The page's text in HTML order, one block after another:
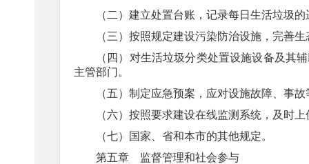
（二）建立处置台账，记录每日生活垃圾
（三）按照规定建设污染防治设施，完善
（四）对生活垃圾分类处置设施设备及其
主管部门。
（五）制定应急预案，应对设施故障、事
（六）按照要求建设在线监测系统，及时
（七）国家、省和本市的其他规定。
第五章 监督管理和社会参与